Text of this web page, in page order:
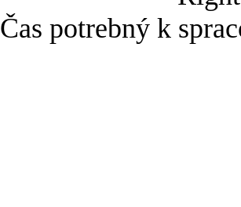
Čas potrebný k